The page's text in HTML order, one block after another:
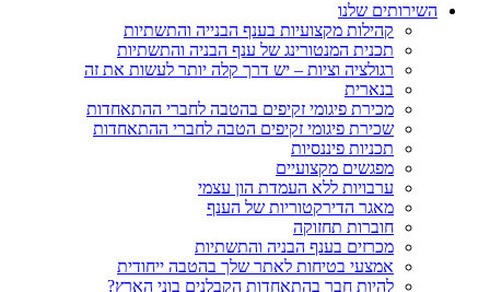
השירותים שלנו
קהילות מקצועיות בענף הבנייה והתשתיות
תכנית המנטורינג של ענף הבניה והתשתיות
רגולציה וציות – יש דרך קלה יותר לעשות את זה
בנארית
מכירת פיגומי זקיפים בהטבה לחברי ההתאחדות
שכירת פיגומי זקיפים הטבה לחברי ההתאחדות
תכניות פיננסיות
מפגשים מקצועיים
ערבויות ללא העמדת הון עצמי
מאגר הדירקטוריות של הענף
חוברות תחזוקה
מכרזים בענף הבניה והתשתיות
אמצעי בטיחות לאתר שלך בהטבה ייחודית
להיות חבר בהתאחדות הקבלנים בוני הארץ?